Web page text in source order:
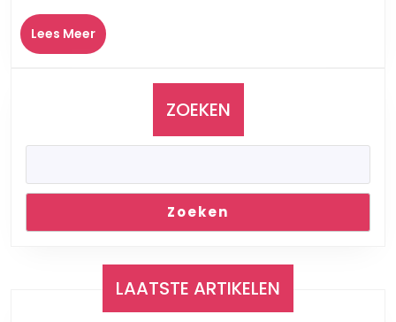
Lees MeerLees
Meer
ZOEKEN
Zoeken
LAATSTE ARTIKELEN